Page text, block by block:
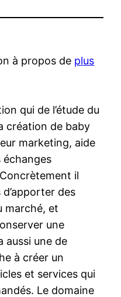
à propos de plus
qui de l’étude du
création de baby
marketing, aide
échanges
il
des
marché, et
une
aussi une de
à créer un
et services qui
Le domaine